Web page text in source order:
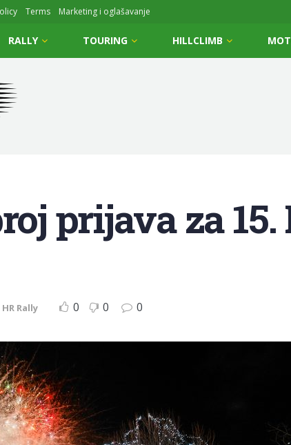
Terms Marketing i oglašavanje
RALLY TOURING HILLCLIMB
prijava za
HR Rally 0 0 0